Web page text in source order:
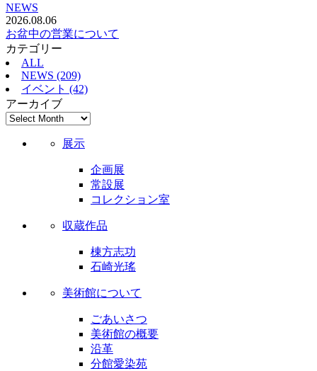
NEWS
2026.08.06
お盆中の営業について
カテゴリー
ALL
NEWS (209)
イベント (42)
アーカイブ
展示
企画展
常設展
コレクション室
収蔵作品
棟方志功
石崎光瑤
美術館について
ごあいさつ
美術館の概要
沿革
分館愛染苑